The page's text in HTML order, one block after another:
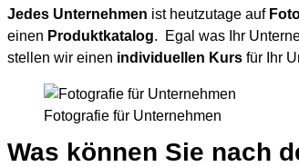
Jedes Unternehmen ist heutzutage auf
einen Produktkatalog. Egal was Ihr
stellen wir einen individuellen Kurs für Ihr
Fotografie für Unternehmen
Was können Sie nach